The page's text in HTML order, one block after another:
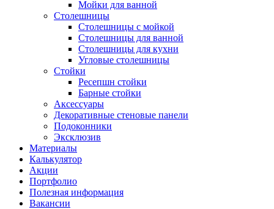
Мойки для ванной
Столешницы
Столешницы с мойкой
Столешницы для ванной
Столешницы для кухни
Угловые столешницы
Стойки
Ресепшн стойки
Барные стойки
Аксессуары
Декоративные стеновые панели
Подоконники
Эксклюзив
Материалы
Калькулятор
Акции
Портфолио
Полезная информация
Вакансии